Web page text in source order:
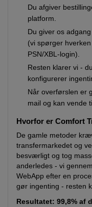
Du afgiver
platform.
Du giver os
(vi spørger
PSN/XBL-login).
Resten klarer vi -
konfigurerer
Når overførslen er
mail og kan vende
Hvorfor er Comfort
De gamle metoder
transfermarkedet og
besværligt og tog
anderledes - vi
WebApp efter en
gør ingenting - resten
Resultatet: 99,8% af